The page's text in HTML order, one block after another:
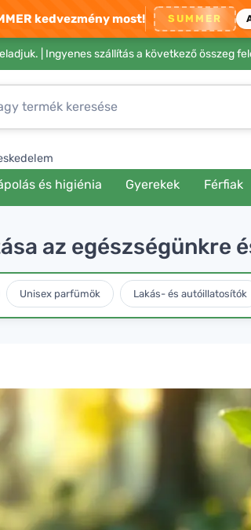
kedvezmény most! SUMMER
| Ingyenes szállítás a következő összeg
és higiénia Gyerekek Férfiak
az egészségünkre
Unisex parfümök Lakás- és autóillatosítók